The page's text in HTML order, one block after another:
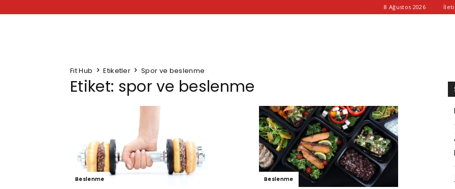
8 Ağustos 2026
Fit Hub Etiketler Spor ve beslenme
Etiket: spor ve beslenme
Beslenme Beslenme